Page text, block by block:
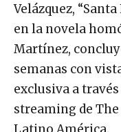
Velázquez,
en la novela
Martínez,
semanas con
exclusiva a
streaming de
Latino América.